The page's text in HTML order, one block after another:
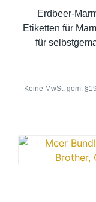
Erdbeer-
Etiketten für
für
Keine MwSt. gem.